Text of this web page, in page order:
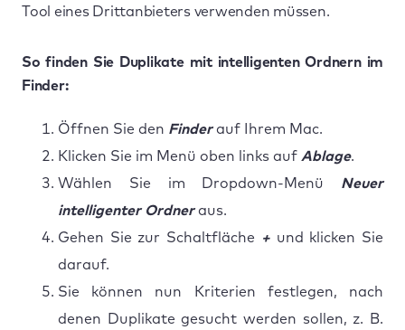
Tool eines Drittanbieters verwenden müssen.
So finden Sie Duplikate mit intelligenten Ordnern im
Finder:
Öffnen Sie den Finderauf Ihrem Mac.
Klicken Sie im Menü oben links auf Ablage.
Wählen Sie im Dropdown-Menü Neuer
intelligenter Ordneraus.
Gehen Sie zur Schaltfläche
+und klicken Sie
darauf.
Sie können nun Kriterien festlegen, nach
denen Duplikate gesucht werden sollen, z. B.